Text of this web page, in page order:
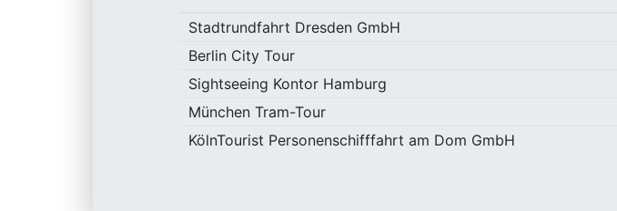
Stadtrundfahrt Dresden GmbH
Berlin City Tour
Sightseeing Kontor Hamburg
München Tram-Tour
KölnTourist Personenschifffahrt am Dom GmbH